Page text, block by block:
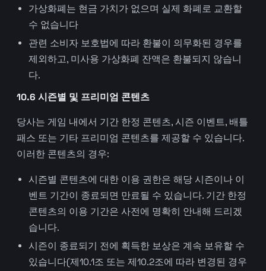
가상화폐는 현금 가치가 없으며 실제 화폐로 교환할
수 없습니다
관련 소비자 보호법에 따라 환불이 의무화된 경우를
제외하고, 미사용 가상화폐 잔액은 환불되지 않습니
다.
10.6 시즌별 및 프리미엄 콘텐츠
당사는 게임 내에서 기간 한정 콘텐츠, 시즌 이벤트, 배틀
패스 또는 기타 프리미엄 콘텐츠를 제공할 수 있습니다.
이러한 콘텐츠의 경우:
시즌별 콘텐츠에 대한 이용 권한은 해당 시즌이나 이
벤트 기간이 종료되면 만료될 수 있습니다. 기간 한정
콘텐츠의 이용 기간은 사전에 명확히 안내해 드리겠
습니다.
시즌이 종료되기 전에 획득한 보상은 계속 보유할 수
있습니다(제10.1조 또는 제10.2조에 따라 변경된 경우